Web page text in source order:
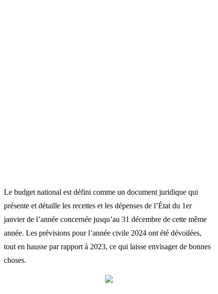
Le budget national est défini comme un document juridique qui
présente et détaille les recettes et les dépenses de l’État du 1er
janvier de l’année concernée jusqu’au 31 décembre de cette même
année. Les prévisions pour l’année civile 2024 ont été dévoilées,
tout en hausse par rapport à 2023, ce qui laisse envisager de bonnes
choses.